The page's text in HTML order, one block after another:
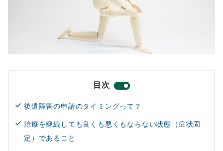
目次
後遺障害の申請のタイミングって？
治療を継続しても良くも悪くもならない状態（症状固
定）であること